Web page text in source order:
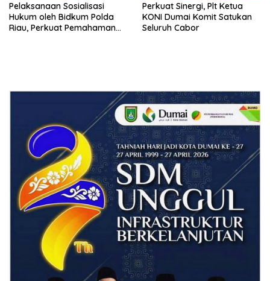
Pelaksanaan Sosialisasi
Hukum oleh Bidkum Polda
Riau, Perkuat Pemahaman
Perkuat Sinergi, Plt Ketua
KONI Dumai Komit Satukan
Seluruh Cabor